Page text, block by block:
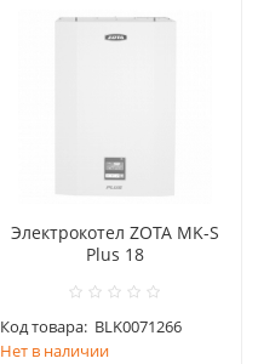
Электрокотел ZOTA MK-S
Plus 18
Код товара: BLK0071266
Нет в наличии